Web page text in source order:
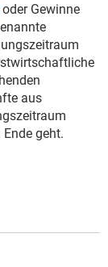
oder Gewinne
aus
geht.